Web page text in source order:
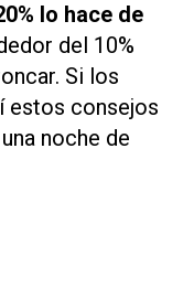
lo hace de
del 10%
Si los
estos consejos
noche de